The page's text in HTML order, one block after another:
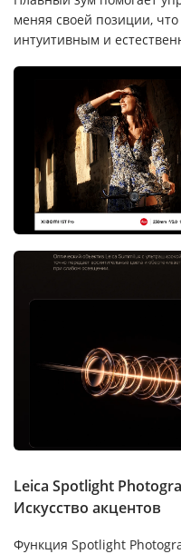
меняя своей позиции,
интуитивным и
Leica Spotlight
Искусство акцентов
Функция Spotlight